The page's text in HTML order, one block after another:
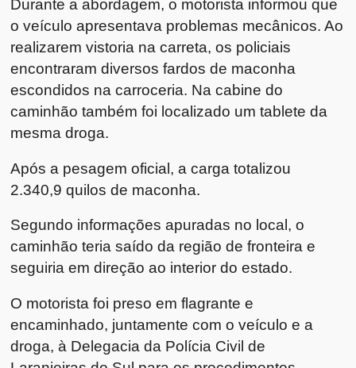
Durante a abordagem, o motorista informou que
o veículo apresentava problemas mecânicos. Ao
realizarem vistoria na carreta, os policiais
encontraram diversos fardos de maconha
escondidos na carroceria. Na cabine do
caminhão também foi localizado um tablete da
mesma droga.
Após a pesagem oficial, a carga totalizou
2.340,9 quilos de maconha.
Segundo informações apuradas no local, o
caminhão teria saído da região de fronteira e
seguiria em direção ao interior do estado.
O motorista foi preso em flagrante e
encaminhado, juntamente com o veículo e a
droga, à Delegacia da Polícia Civil de